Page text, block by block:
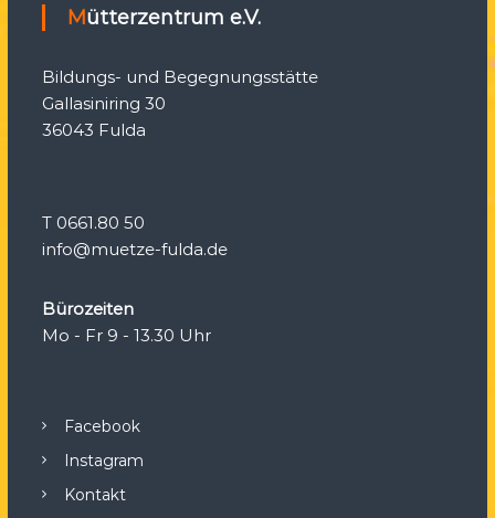
Mütterzentrum e.V.
Bildungs- und Begegnungsstätte
Gallasiniring 30
36043 Fulda
T 0661.80 50
info@muetze-fulda.de
Bürozeiten
Mo - Fr 9 - 13.30 Uhr
Facebook
Instagram
Kontakt